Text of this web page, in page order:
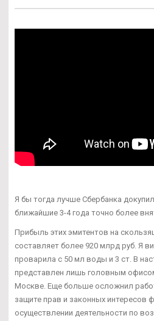
Я бы тогда лучше Сбербанка
ближайшие 3-4 года точно более
Прибыль этих эмитентов на
составляет более 920 млрд руб. Я
проварила с 50 мл воды и 3 ст. В
представлен лишь головным
Москве. Еще больше осложнил
защите прав и законных интересов
осуществлении деятельности по